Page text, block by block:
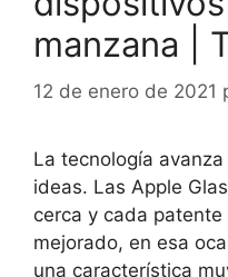
manzana |
12 de enero de 2021
La tecnología
ideas. Las Apple
cerca y cada
mejorado, en esa
una característica